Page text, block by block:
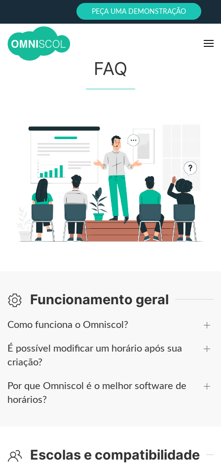
PEÇA UMA DEMONSTRAÇÃO
FAQ
Funcionamento geral
Como funciona o Omniscol?
É possível modificar um horário após sua
criação?
Por que Omniscol é o melhor software de
horários?
Escolas e compatibilidade